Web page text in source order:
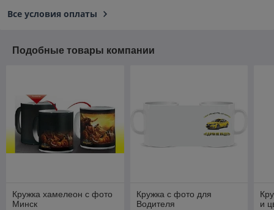
Все условия оплаты
Подобные товары компании
Кружка хамелеон с фото
Минск
Кружка с фото для
Водителя
и